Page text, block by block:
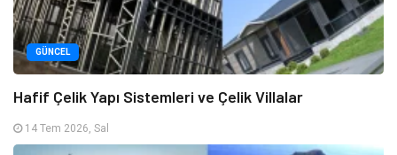
GÜNCEL
Hafif Çelik Yapı Sistemleri ve Çelik Villalar
14 Tem 2026, Sal